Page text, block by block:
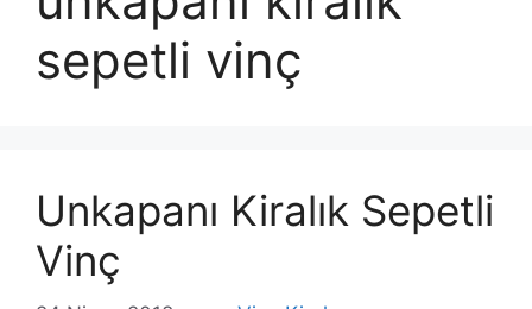
sepetli vinç
Unkapanı Kiralık Sepetli
Vinç